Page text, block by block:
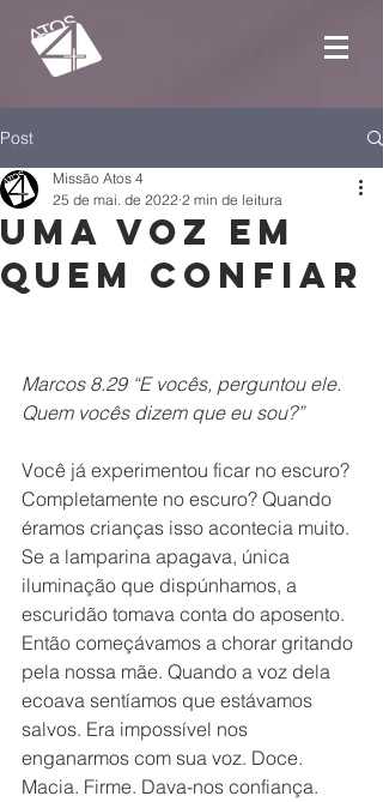
Post
Uma voz em
quem confiar
Missão Atos 4
25 de mai. de 2022 2 min de leitura
Marcos 8.29 “E vocês, perguntou ele.
Quem vocês dizem que eu sou?”
Você já experimentou ficar no escuro?
Completamente no escuro? Quando
éramos crianças isso acontecia muito.
Se a lamparina apagava, única
iluminação que dispúnhamos, a
escuridão tomava conta do aposento.
Então começávamos a chorar gritando
pela nossa mãe. Quando a voz dela
ecoava sentíamos que estávamos
salvos. Era impossível nos
enganarmos com sua voz. Doce.
Macia. Firme. Dava-nos confiança.